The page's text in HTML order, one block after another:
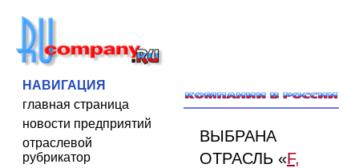
НАВИГАЦИЯ
главная страница
новости предприятий
отраслевой
рубрикатор
ВЫБРАНА
ОТРАСЛЬ «F,